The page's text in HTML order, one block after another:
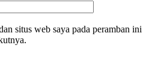
situs web saya pada peramban ini